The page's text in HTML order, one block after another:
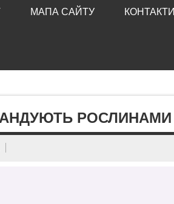
МАПА САЙТУ КОНТАКТИ
РОСЛИНАМИ